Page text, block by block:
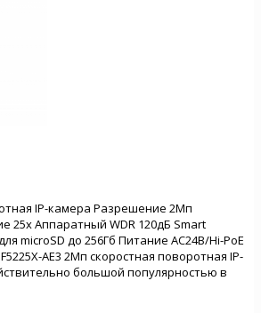
IP-камера Разрешение 2Мп
25х Аппаратный WDR 120дБ Smart
microSD до 256Гб Питание AC24В/Hi-PoE
AE3 2Мп скоростная поворотная IP-
большой популярностью в